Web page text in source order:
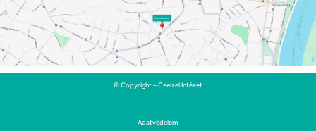
© Copyright – Czeizel Intézet
Adatvédelem